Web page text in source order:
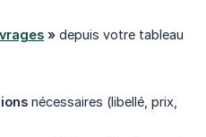
» depuis votre tableau
nécessaires (libellé, prix,